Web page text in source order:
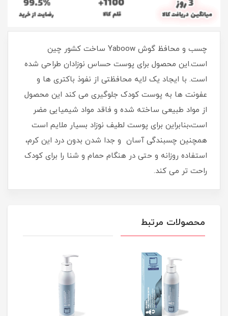
چسب و محافظ گوش Yaboow ساخت کشور چین
است.این محصول برای پوست حساس نوزادان طراحی شده
است. با ایجاد یک لایه محافظتی از نفوذ باکتری ها و
عفونت ها به پوست کودک جلوگیری می کند این محصول
از مواد طبیعی ساخته شده و فاقد مواد شیمیایی مضر
است،بنابراین برای پوست لطیف نوزاد بسیار ملایم است
همچنین چسبندگی آسان و جدا شدن بدون درد این کرم،
استفاده روزانه و حتی در هنگام حمام و شنا را برای کودک
راحت تر می کند.
محصولات مرتبط